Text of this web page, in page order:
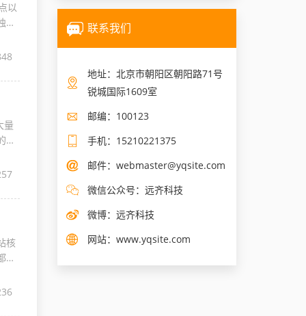
以
量
位
核
是
联系我们
地址：北京市朝阳区朝阳路71号
锐城国际1609室
邮编：100123
手机：15210221375
邮件： webmaster@yqsite.com
微信公众号：远齐科技
微博： 远齐科技
网站： www.yqsite.com